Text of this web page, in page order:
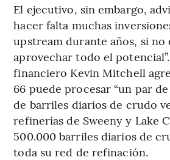
El ejecutivo, sin embargo,
hacer falta muchas
upstream durante años, si no
aprovechar todo el
financiero Kevin Mitchell
66 puede procesar “un par
de barriles diarios de crudo
refinerías de Sweeny y Lake
500.000 barriles diarios de
toda su red de refinación.